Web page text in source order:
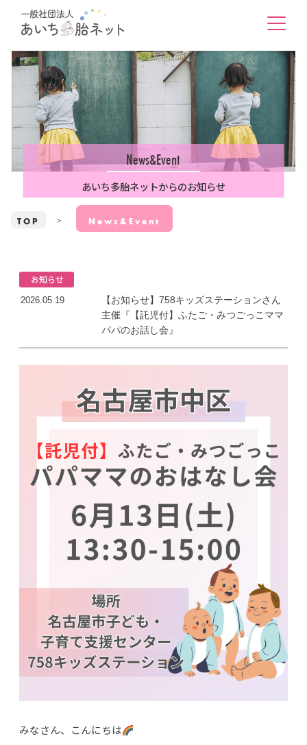
News&Event
あいち多胎ネットからのお知らせ
TOP News&Event
お知らせ
2026.05.19
【お知らせ】758キッズステーションさん
主催『【託児付】ふたご・みつごっこママ
パパのお話し会』
みなさん、こんにちは